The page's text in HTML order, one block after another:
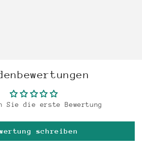
Sie die erste Bewertung
schreiben